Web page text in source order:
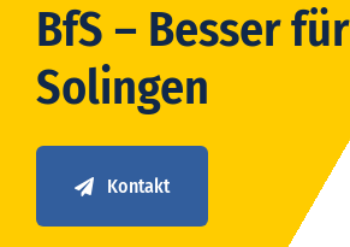
BfS – Besser für
Solingen
Kontakt